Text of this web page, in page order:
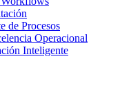
de Procesos
Operacional
Inteligente